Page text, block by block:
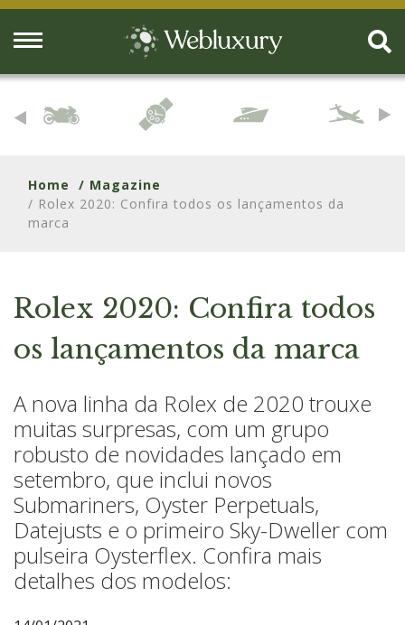
Home
/ Magazine
/ Rolex 2020: Confira todos os lançamentos da
marca
Rolex 2020: Confira todos
os lançamentos da marca
A nova linha da Rolex de 2020 trouxe
muitas surpresas, com um grupo
robusto de novidades lançado em
setembro, que inclui novos
Submariners, Oyster Perpetuals,
Datejusts e o primeiro Sky-Dweller com
pulseira Oysterflex. Confira mais
detalhes dos modelos: